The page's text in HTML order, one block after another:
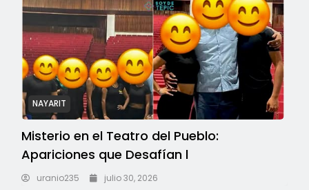
NAYARIT
Misterio en el Teatro del Pueblo:
Apariciones que Desafían l
uranio235 julio 30, 2026